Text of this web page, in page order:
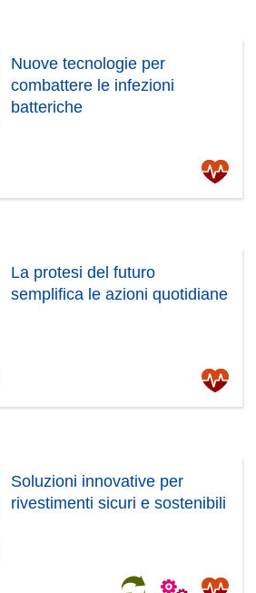
Nuove tecnologie per
combattere le infezioni
batteriche
La protesi del futuro
semplifica le azioni quotidiane
Soluzioni innovative per
rivestimenti sicuri e sostenibili